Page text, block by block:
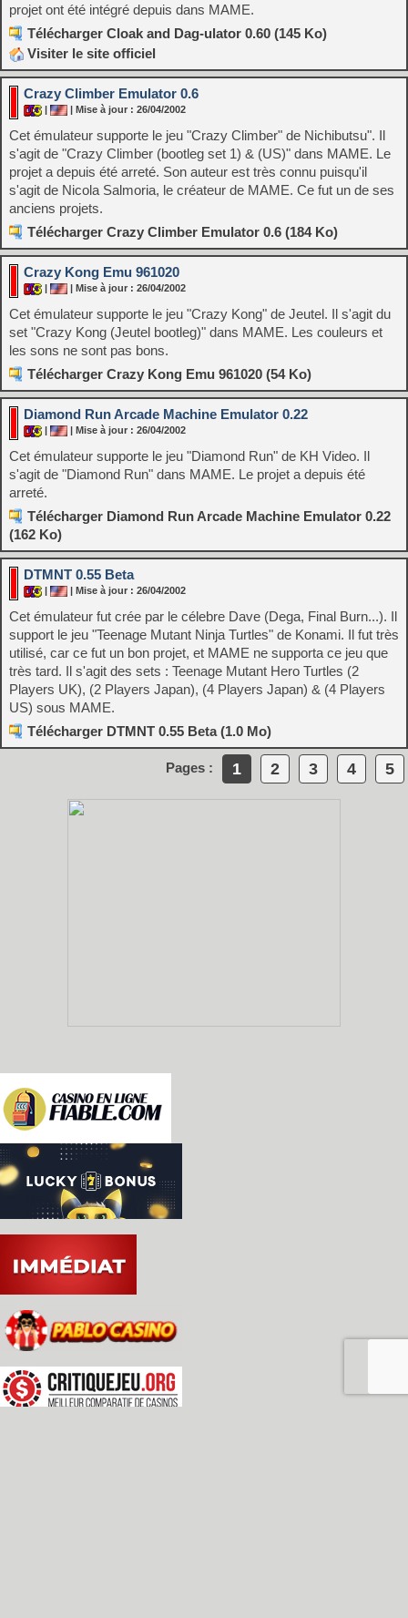
projet ont été intégré depuis dans MAME.
Télécharger Cloak and Dag-ulator 0.60 (145 Ko)
Visiter le site officiel
Crazy Climber Emulator 0.6
| | Mise à jour : 26/04/2002
Cet émulateur supporte le jeu "Crazy Climber" de Nichibutsu". Il
s'agit de "Crazy Climber (bootleg set 1) & (US)" dans MAME. Le
projet a depuis été arreté. Son auteur est très connu puisqu'il
s'agit de Nicola Salmoria, le créateur de MAME. Ce fut un de ses
anciens projets.
Télécharger Crazy Climber Emulator 0.6 (184 Ko)
Crazy Kong Emu 961020
| | Mise à jour : 26/04/2002
Cet émulateur supporte le jeu "Crazy Kong" de Jeutel. Il s'agit du
set "Crazy Kong (Jeutel bootleg)" dans MAME. Les couleurs et
les sons ne sont pas bons.
Télécharger Crazy Kong Emu 961020 (54 Ko)
Diamond Run Arcade Machine Emulator 0.22
| | Mise à jour : 26/04/2002
Cet émulateur supporte le jeu "Diamond Run" de KH Video. Il
s'agit de "Diamond Run" dans MAME. Le projet a depuis été
arreté.
Télécharger Diamond Run Arcade Machine Emulator 0.22
(162 Ko)
DTMNT 0.55 Beta
| | Mise à jour : 26/04/2002
Cet émulateur fut crée par le célebre Dave (Dega, Final Burn...). Il
support le jeu "Teenage Mutant Ninja Turtles" de Konami. Il fut très
utilisé, car ce fut un bon projet, et MAME ne supporta ce jeu que
très tard. Il s'agit des sets : Teenage Mutant Hero Turtles (2
Players UK), (2 Players Japan), (4 Players Japan) & (4 Players
US) sous MAME.
Télécharger DTMNT 0.55 Beta (1.0 Mo)
Pages : 1 2 3 4 5